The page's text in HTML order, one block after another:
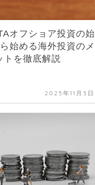
オフショア投資の始
始める海外投資のメ
トを徹底解説
2025年11月3日